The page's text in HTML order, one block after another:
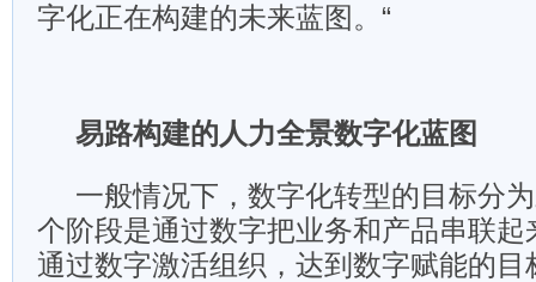
字化正在构建的未来蓝图。“
易路构建的人力全景数字化蓝图
一般情况下，数字化转型的目标分
个阶段是通过数字把业务和产品串联起
通过数字激活组织，达到数字赋能的目